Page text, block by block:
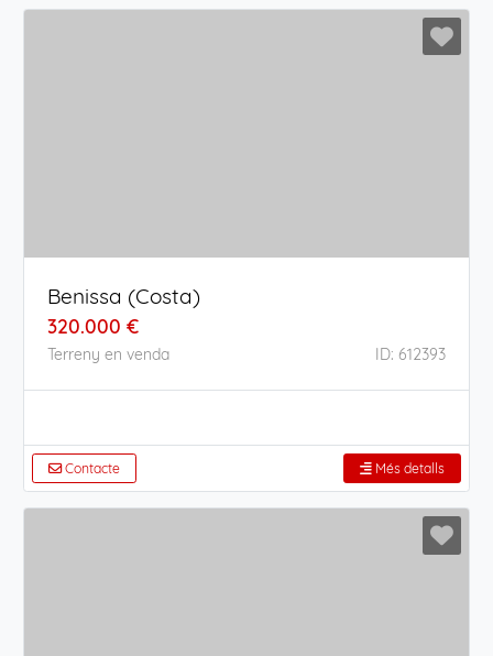
Benissa (Costa)
320.000 €
Terreny en venda ID: 612393
Contacte Més detalls